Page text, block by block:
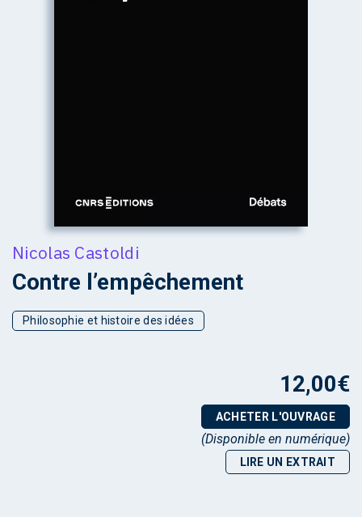
Nicolas Castoldi
Contre l’empêchement
Philosophie et histoire des idées
12,00€
ACHETER L'OUVRAGE
(Disponible en numérique)
LIRE UN EXTRAIT